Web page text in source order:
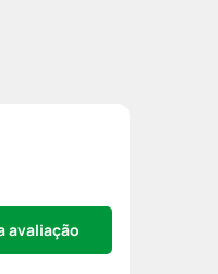
avaliação